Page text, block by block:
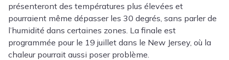
présenteront des températures plus élevées et
pourraient même dépasser les 30 degrés, sans parler de
l’humidité dans certaines zones. La finale est
programmée pour le 19 juillet dans le New Jersey, où la
chaleur pourrait aussi poser problème.